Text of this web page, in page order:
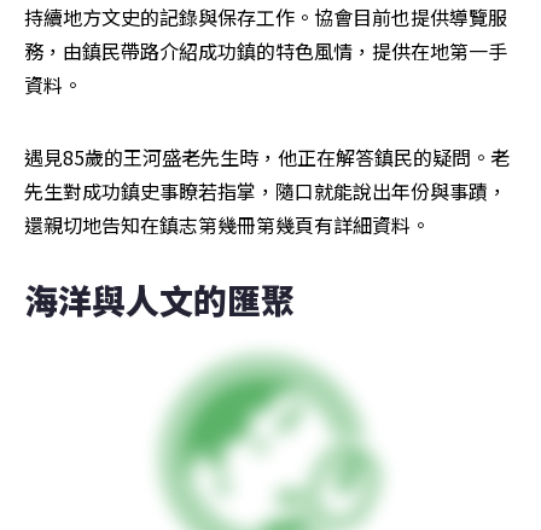
持續地方文史的記錄與保存工作。協會目前也提供導覽服
務，由鎮民帶路介紹成功鎮的特色風情，提供在地第一手
資料。
遇見85歲的王河盛老先生時，他正在解答鎮民的疑問。老
先生對成功鎮史事瞭若指掌，隨口就能說出年份與事蹟，
還親切地告知在鎮志第幾冊第幾頁有詳細資料。
海洋與人文的匯聚